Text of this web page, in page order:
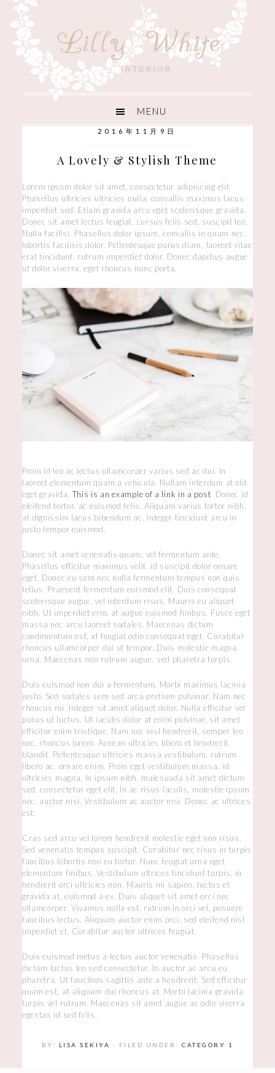
2016年11月9日
A Lovely & Stylish Theme
Lorem ipsum dolor sit amet, consectetur adipiscing elit.
Phasellus ultricies ultricies nulla, convallis maximus lacus
imperdiet sed. Etiam gravida arcu eget scelerisque gravida.
Donec sit amet lectus feugiat, cursus felis sed, suscipit leo.
Nulla facilisi. Phasellus dolor ipsum, convallis in quam nec,
lobortis facilisis dolor. Pellentesque purus diam, laoreet vitae
erat tincidunt, rutrum imperdiet dolor. Donec dapibus augue
ut dolor viverra, eget rhoncus nunc porta.
Proin id leo ac lectus ullamcorper varius sed ac dui. In
laoreet elementum quam a vehicula. Nullam interdum at elit
eget gravida. This is an example of a link in a post . Donec id
eleifend tortor, ac euismod felis. Aliquam varius tortor nibh,
at dignissim lacus bibendum ac. Integer tincidunt arcu in
justo tempor euismod.
Donec sit amet venenatis quam, vel fermentum ante.
Phasellus efficitur maximus velit, id suscipit dolor ornare
eget. Donec eu sem nec nulla fermentum tempus non quis
tellus. Praesent fermentum euismod elit. Duis consequat
scelerisque augue, vel interdum risus. Mauris eu aliquet
nibh. Ut imperdiet eros at augue euismod finibus. Fusce eget
massa nec arcu laoreet sodales. Maecenas dictum
condimentum est, id feugiat odio consequat eget. Curabitur
rhoncus ullamcorper dui ut tempor. Duis molestie magna
urna. Maecenas non rutrum augue, sed pharetra turpis.
Duis euismod non dui a fermentum. Morbi maximus lacinia
justo. Sed sodales sem sed arcu pretium pulvinar. Nam nec
rhoncus mi. Integer sit amet aliquet dolor. Nulla efficitur vel
purus ut luctus. Ut iaculis dolor at enim pulvinar, sit amet
efficitur enim tristique. Nam nec nisl hendrerit, semper leo
nec, rhoncus lorem. Aenean ultricies libero et hendrerit
blandit. Pellentesque ultricies massa vestibulum, rutrum
libero ac, ornare enim. Proin eget vestibulum massa, id
ultricies magna. In ipsum nibh, malesuada sit amet dictum
sed, consectetur eget elit. In ac risus iaculis, molestie ipsum
nec, auctor nisi. Vestibulum ac auctor nisi. Donec ac ultrices
est.
Cras sed arcu vel lorem hendrerit molestie eget non risus.
Sed venenatis tempus suscipit. Curabitur nec risus in turpis
faucibus lobortis non eu tortor. Nunc feugiat urna eget
elementum finibus. Vestibulum ultrices tincidunt turpis, in
hendrerit orci ultricies non. Mauris mi sapien, luctus et
gravida at, euismod a ex. Duis aliquet sit amet orci nec
ullamcorper. Vivamus nulla est, rutrum in orci vel, posuere
faucibus lectus. Aliquam auctor enim orci, sed eleifend nisl
imperdiet et. Curabitur auctor ultrices feugiat.
Duis euismod metus a lectus auctor venenatis. Phasellus
dictum luctus leo sed consectetur. In auctor ac arcu eu
pharetra. Ut faucibus sagittis ante a hendrerit. Sed efficitur
quam est, at aliquam dui rhoncus at. Morbi lacinia gravida
turpis vel rutrum. Maecenas sit amet augue ac odio viverra
egestas id sed felis.
BY: LISA SEKIYA · FILED UNDER:CATEGORY 1